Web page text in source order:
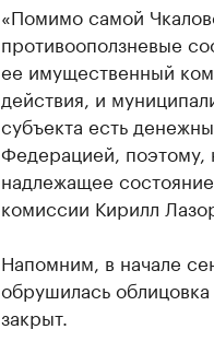
«Помимо самой
противооползневые
ее имущественный
действия, и
субъекта есть
Федерацией, поэтому,
надлежащее
комиссии Кирилл
Напомним, в начале
обрушилась
закрыт.